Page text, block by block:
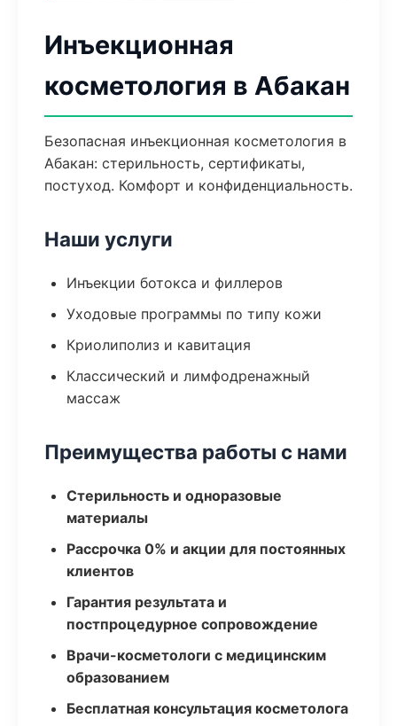
Инъекционная
косметология в Абакан
Безопасная инъекционная косметология в
Абакан: стерильность, сертификаты,
постуход. Комфорт и конфиденциальность.
Наши услуги
Инъекции ботокса и филлеров
Уходовые программы по типу кожи
Криолиполиз и кавитация
Классический и лимфодренажный
массаж
Преимущества работы с нами
Стерильность и одноразовые
материалы
Рассрочка 0% и акции для постоянных
клиентов
Гарантия результата и
постпроцедурное сопровождение
Врачи-косметологи с медицинским
образованием
Бесплатная консультация косметолога